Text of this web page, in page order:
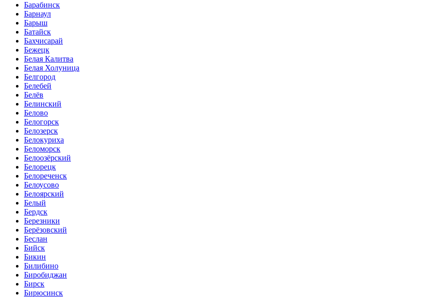
Барабинск
Барнаул
Барыш
Батайск
Бахчисарай
Бежецк
Белая Калитва
Белая Холуница
Белгород
Белебей
Белёв
Белинский
Белово
Белогорск
Белозерск
Белокуриха
Беломорск
Белоозёрский
Белорецк
Белореченск
Белоусово
Белоярский
Белый
Бердск
Березники
Берёзовский
Беслан
Бийск
Бикин
Билибино
Биробиджан
Бирск
Бирюсинск